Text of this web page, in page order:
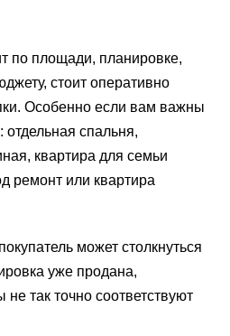
по площади, планировке,
стоит оперативно
Особенно если вам важны
спальня,
квартира для семьи
ремонт или квартира
может столкнуться
уже продана,
так точно соответствуют